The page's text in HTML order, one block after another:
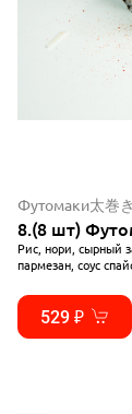
Футомаки太巻き
8.(8 шт)
Рис, нори, сырный
пармезан, соус
529 ₽